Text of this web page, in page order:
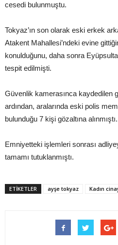
cesedi bulunmuştu.
Tokyaz’ın son olarak eski erkek
Atakent Mahallesi’ndeki evine
konulduğunu, daha sonra
tespit edilmişti.
Güvenlik kamerasınca kaydedilen
ardından, aralarında eski polis
bulunduğu 7 kişi gözaltına alınmıştı.
Emniyetteki işlemleri sonrası
tamamı tutuklanmıştı.
ETIKETLER ayşe tokyaz Kadın